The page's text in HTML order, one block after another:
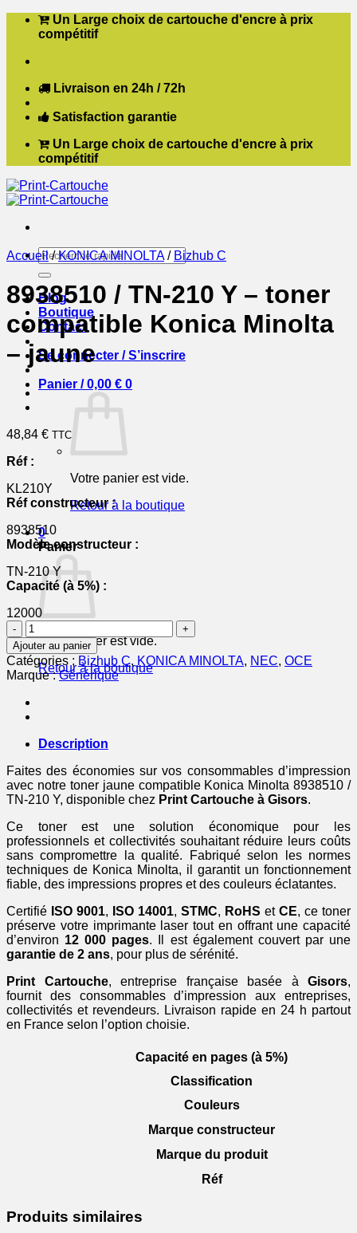
Passer Un Large choix de cartouche d'encre à prix
compétitif
Livraison en 24h / 72h
Satisfaction garantie
Un Large choix de cartouche d'encre à prix
compétitif
Recherche
pour :
Blog
Boutique
Contact
Se connecter / S’inscrire
Panier /0,00 € 0
Votre panier est vide.
Retour à la boutique
0
Panier
Votre panier est vide.
Retour à la boutique
Accueil / KONICA MINOLTA / Bizhub C
8938510 / TN-210 Y – toner
compatible Konica Minolta
– jaune
48,84 € TTC
Réf :
KL210Y
Réf constructeur :
8938510
Modèle constructeur :
TN-210 Y
Capacité (à 5%) :
12000
quantité
de
8938510
/
TN-
210
Y
toner
Konica
Minolta
-
Ajouter au panier
Catégories : Bizhub C, KONICA MINOLTA, NEC, OCE
Marque :Générique
Description
Faites des économies sur vos consommables d’impression
avec notre toner jaune compatible Konica Minolta 8938510 /
TN-210 Y, disponible chez Print Cartouche à Gisors.
Ce toner est une solution économique pour les
professionnels et collectivités souhaitant réduire leurs coûts
sans compromettre la qualité. Fabriqué selon les normes
techniques de Konica Minolta, il garantit un fonctionnement
fiable, des impressions propres et des couleurs éclatantes.
Certifié ISO 9001, ISO 14001, STMC, RoHS et CE, ce toner
préserve votre imprimante laser tout en offrant une capacité
d’environ 12 000 pages. Il est également couvert par une
garantie de 2 ans, pour plus de sérénité.
Print Cartouche, entreprise française basée à Gisors,
fournit des consommables d’impression aux entreprises,
collectivités et revendeurs. Livraison rapide en 24 h partout
en France selon l’option choisie.
Capacité en pages (à 5%)
Classification
Couleurs
Marque constructeur
Marque du produit
Réf
Produits similaires